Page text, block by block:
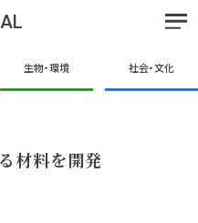
生物・環境 社会・文化
材料を開発